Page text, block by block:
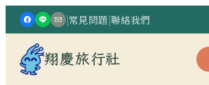
|常見問題|聯絡我們
翔慶旅行社